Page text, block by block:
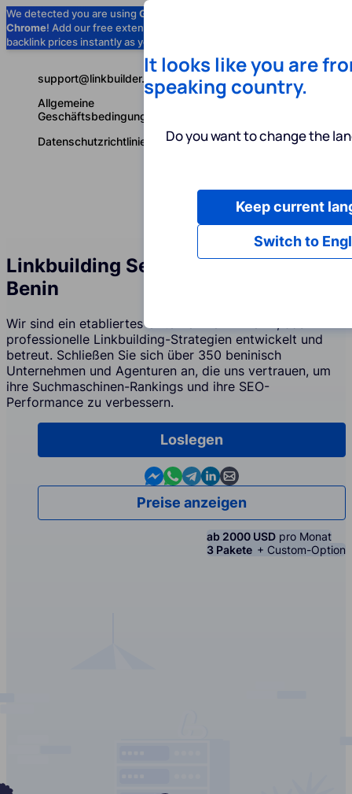
We detected you are using Google
Chrome! Add our free extension to check
backlink prices instantly as you browse.
Deutsch
support@linkbuilder.com
Allgemeine
Geschäftsbedingungen
Datenschutzrichtlinie
Linkbuilding Services Agentur in
Benin
Wir sind ein etabliertes Unternehmen in Benin, das
professionelle Linkbuilding-Strategien entwickelt und
betreut. Schließen Sie sich über 350 beninisch
Unternehmen und Agenturen an, die uns vertrauen, um
ihre Suchmaschinen-Rankings und ihre SEO-
Performance zu verbessern.
Loslegen
Contact us in Messenger
Contact us in WhatsApp
Contact us in Telegram
Contact us in Linkedin
Contact us by email
Preise anzeigen
ab 2000 USD pro Monat
3 Pakete + Custom-Option
It looks like you are
speaking country.
Do you want to change the
Switch to
Keep current